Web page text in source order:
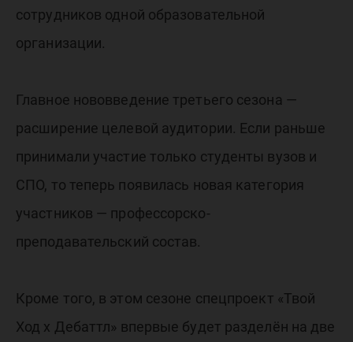
сотрудников одной образовательной
организации.
Главное нововведение третьего сезона —
расширение целевой аудитории. Если раньше
принимали участие только студенты вузов и
СПО, то теперь появилась новая категория
участников — профессорско-
преподавательский состав.
Кроме того, в этом сезоне спецпроект «Твой
Ход х Дебаттл» впервые будет разделён на две